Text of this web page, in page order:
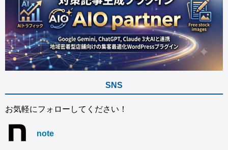
SNS
お気軽にフォローしてください！
note